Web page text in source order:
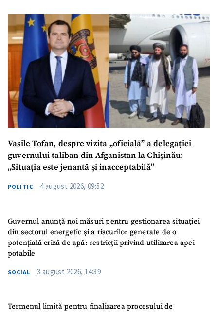
Vasile Tofan, despre vizita „oficială” a delegației
guvernului taliban din Afganistan la Chișinău:
„Situația este jenantă și inacceptabilă”
POLITIC 4 august 2026, 09:52
Guvernul anunță noi măsuri pentru gestionarea situației
din sectorul energetic și a riscurilor generate de o
potențială criză de apă: restricții privind utilizarea apei
potabile
SOCIAL 3 august 2026, 14:39
Termenul limită pentru finalizarea procesului de